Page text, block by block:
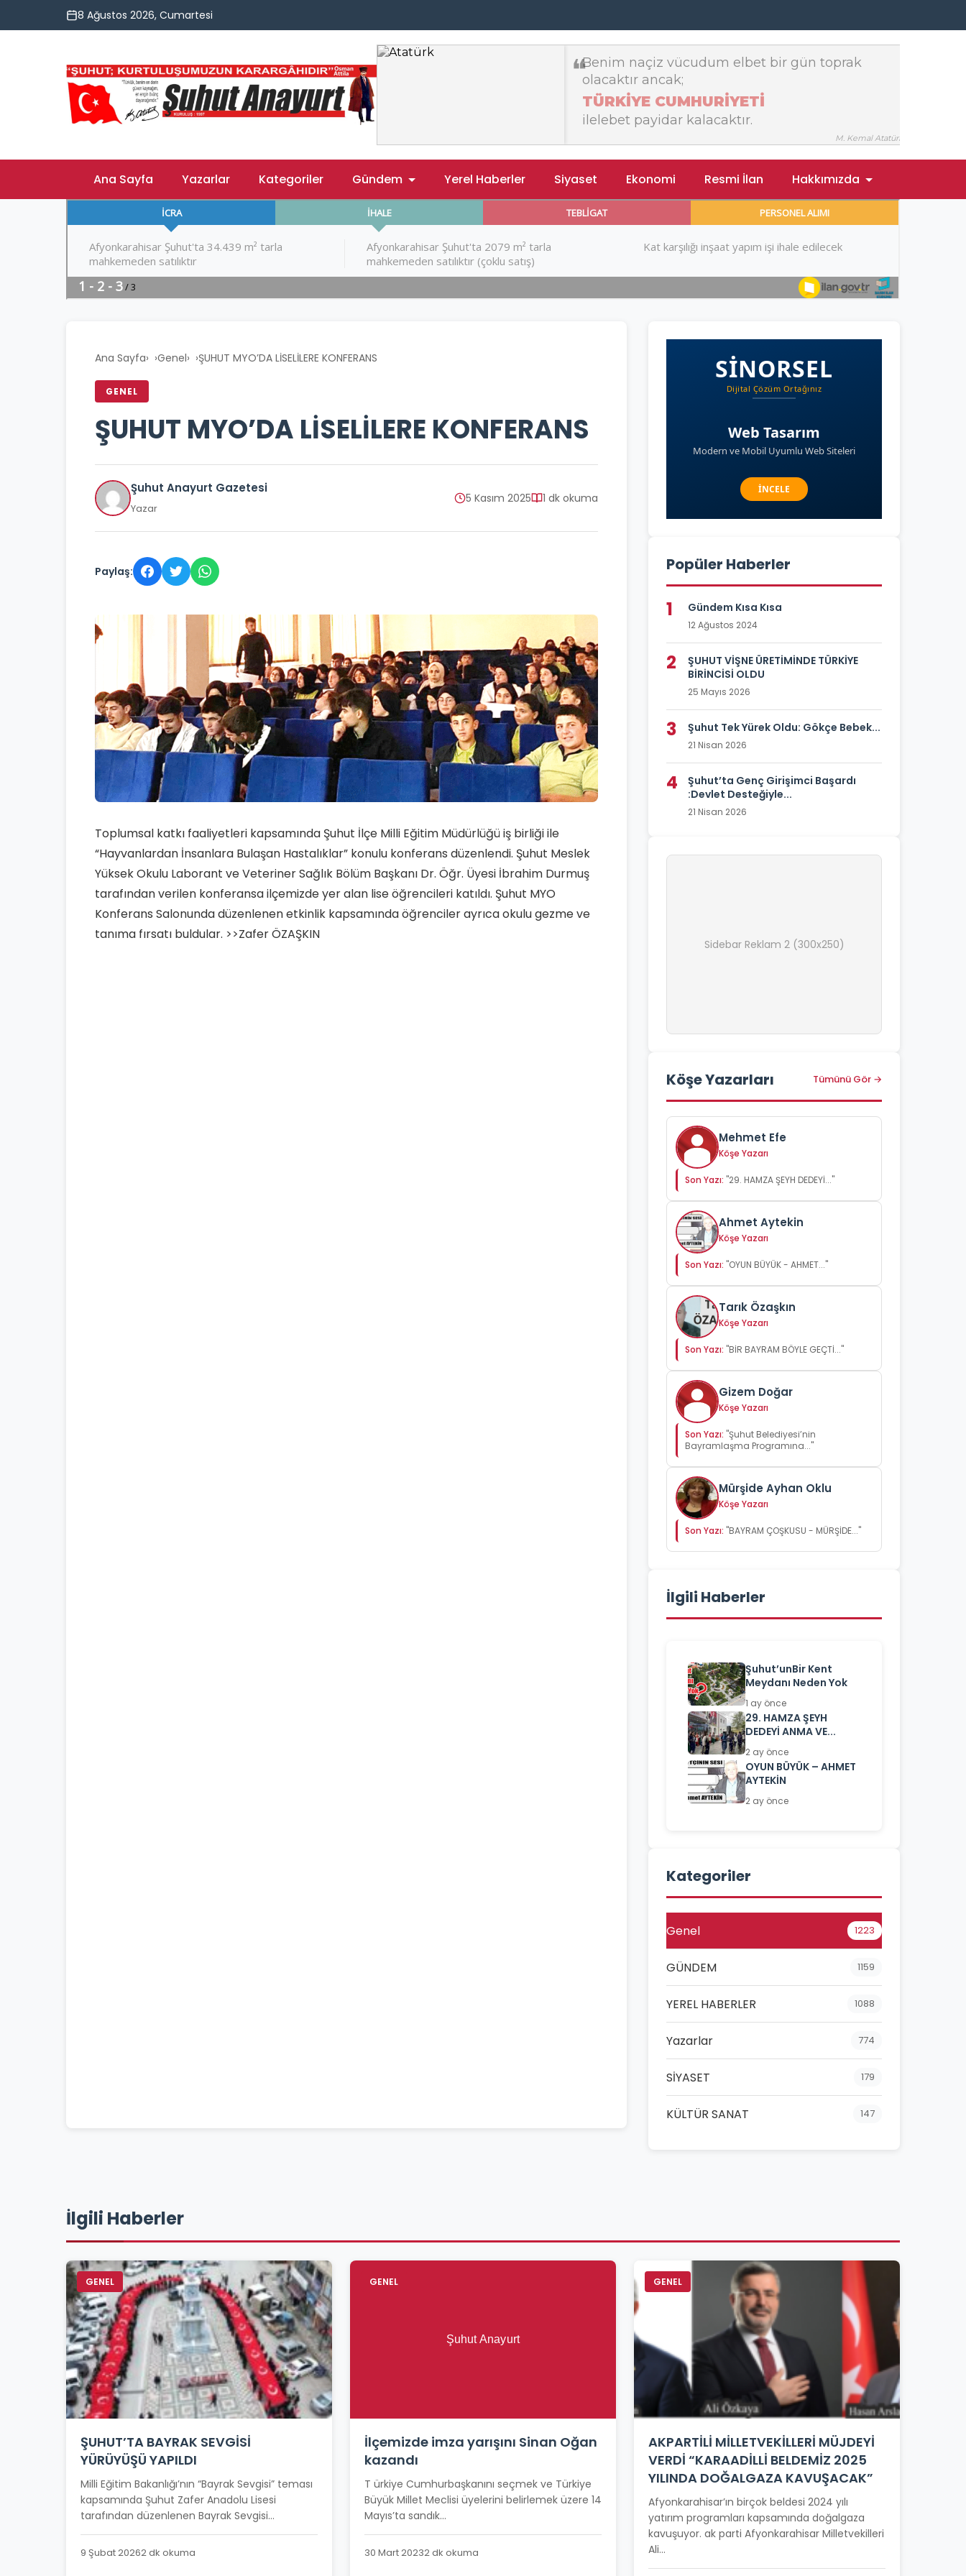
8 Ağustos 2026, Cumartesi
Ana Sayfa Yazarlar Kategoriler Gündem Yerel Haberler Siyaset Ekonomi Resmi İlan Hakkımızda
Ana Sayfa› Genel› ŞUHUT MYO’DA LİSELİLERE KONFERANS
GENEL
ŞUHUT MYO’DA LİSELİLERE KONFERANS
Şuhut Anayurt Gazetesi
Yazar
5 Kasım 2025 1 dk okuma
Paylaş:
Toplumsal katkı faaliyetleri kapsamında Şuhut İlçe Milli Eğitim Müdürlüğü iş birliği ile
“Hayvanlardan İnsanlara Bulaşan Hastalıklar” konulu konferans düzenlendi. Şuhut Meslek
Yüksek Okulu Laborant ve Veteriner Sağlık Bölüm Başkanı Dr. Öğr. Üyesi İbrahim Durmuş
tarafından verilen konferansa ilçemizde yer alan lise öğrencileri katıldı. Şuhut MYO
Konferans Salonunda düzenlenen etkinlik kapsamında öğrenciler ayrıca okulu gezme ve
tanıma fırsatı buldular. >>Zafer ÖZAŞKIN
Popüler Haberler
1 Gündem Kısa Kısa
12 Ağustos 2024
2
ŞUHUT VİŞNE ÜRETİMİNDE TÜRKİYE
BİRİNCİSİ OLDU
25 Mayıs 2026
3 Şuhut Tek Yürek Oldu: Gökçe Bebek...
21 Nisan 2026
4
Şuhut’ta Genç Girişimci Başardı
:Devlet Desteğiyle...
21 Nisan 2026
Sidebar Reklam 2 (300x250)
Köşe Yazarları Tümünü Gör →
Mehmet Efe
Köşe Yazarı
Son Yazı: "29. HAMZA ŞEYH DEDEYİ..."
Ahmet Aytekin
Köşe Yazarı
Son Yazı: "OYUN BÜYÜK - AHMET..."
Tarık Özaşkın
Köşe Yazarı
Son Yazı: "BİR BAYRAM BÖYLE GEÇTİ..."
Gizem Doğar
Köşe Yazarı
Son Yazı: "Şuhut Belediyesi’nin
Bayramlaşma Programına..."
Mürşide Ayhan Oklu
Köşe Yazarı
Son Yazı: "BAYRAM ÇOŞKUSU - MÜRŞİDE..."
İlgili Haberler
Şuhut’unBir Kent
Meydanı Neden Yok
1 ay önce
29. HAMZA ŞEYH
DEDEYİ ANMA VE...
2 ay önce
OYUN BÜYÜK – AHMET
AYTEKİN
2 ay önce
Kategoriler
Genel 1223
GÜNDEM 1159
YEREL HABERLER 1088
Yazarlar 774
SİYASET 179
KÜLTÜR SANAT 147
İlgili Haberler
GENEL
ŞUHUT’TA BAYRAK SEVGİSİ
YÜRÜYÜŞÜ YAPILDI
Milli Eğitim Bakanlığı’nın “Bayrak Sevgisi” teması
kapsamında Şuhut Zafer Anadolu Lisesi
tarafından düzenlenen Bayrak Sevgisi...
9 Şubat 20262 dk okuma
GENEL
İlçemizde imza yarışını Sinan Oğan
kazandı
T ürkiye Cumhurbaşkanını seçmek ve Türkiye
Büyük Millet Meclisi üyelerini belirlemek üzere 14
Mayıs’ta sandık...
30 Mart 20232 dk okuma
GENEL
AKPARTİLİ MİLLETVEKİLLERİ MÜJDEYİ
VERDİ “KARAADİLLİ BELDEMİZ 2025
YILINDA DOĞALGAZA KAVUŞACAK”
Afyonkarahisar’ın birçok beldesi 2024 yılı
yatırım programları kapsamında doğalgaza
kavuşuyor. ak parti Afyonkarahisar Milletvekilleri
Ali...